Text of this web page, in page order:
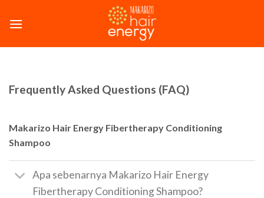
Frequently Asked Questions (FAQ)
Makarizo Hair Energy Fibertherapy Conditioning
Shampoo
Apa sebenarnya Makarizo Hair Energy
Fibertherapy Conditioning Shampoo?